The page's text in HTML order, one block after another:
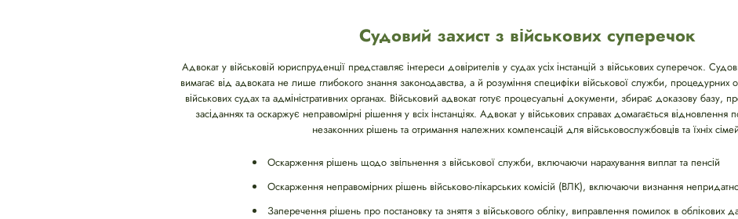
Судовий захист з військових суперечок
Адвокат у військовій юриспруденції представляє інтереси довірителів у судах усіх інстанцій з військових суперечок.
вимагає від адвоката не лише глибокого знання законодавства, а й розуміння специфіки військової служби, процедурних
військових судах та адміністративних органах. Військовий адвокат готує процесуальні документи, збирає доказову базу,
засіданнях та оскаржує неправомірні рішення у всіх інстанціях. Адвокат у військових справах домагається
незаконних рішень та отримання належних компенсацій для військовослужбовців та їхніх
Оскарження рішень щодо звільнення з військової служби, включаючи нарахування виплат та пенсій
Оскарження неправомірних рішень військово-лікарських комісій (ВЛК), включаючи визнання
Заперечення рішень про постановку та зняття з військового обліку, виправлення помилок в облікових